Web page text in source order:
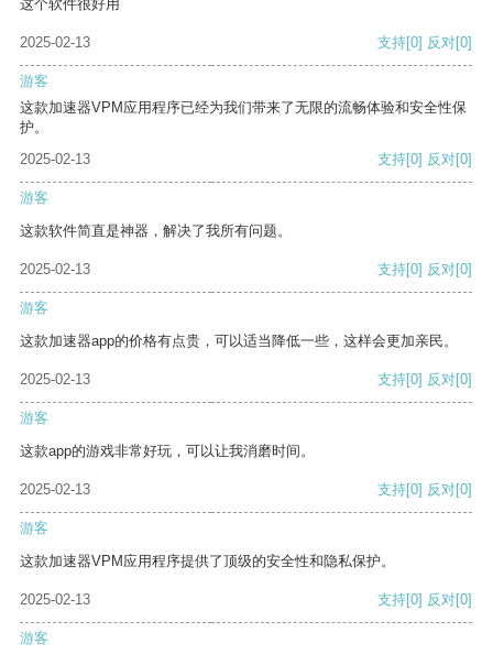
这个软件很好用
2025-02-13 支持[0] 反对[0]
游客
这款加速器VPM应用程序已经为我们带来了无限的流畅体验和安全性保
护。
2025-02-13
支持[0] 反对[0]
游客
这款软件简直是神器，解决了我所有问题。
2025-02-13 支持[0] 反对[0]
游客
这款加速器app的价格有点贵，可以适当降低一些，这样会更加亲民。
2025-02-13 支持[0] 反对[0]
游客
这款app的游戏非常好玩，可以让我消磨时间。
2025-02-13 支持[0] 反对[0]
游客
这款加速器VPM应用程序提供了顶级的安全性和隐私保护。
2025-02-13 支持[0] 反对[0]
游客